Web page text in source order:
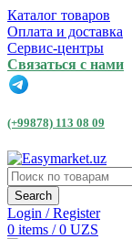
Каталог товаров
Оплата и доставка
Сервис-центры
Связаться с нами
(+99878) 113 08 09
Search
Login / Register
0 items / 0 UZS